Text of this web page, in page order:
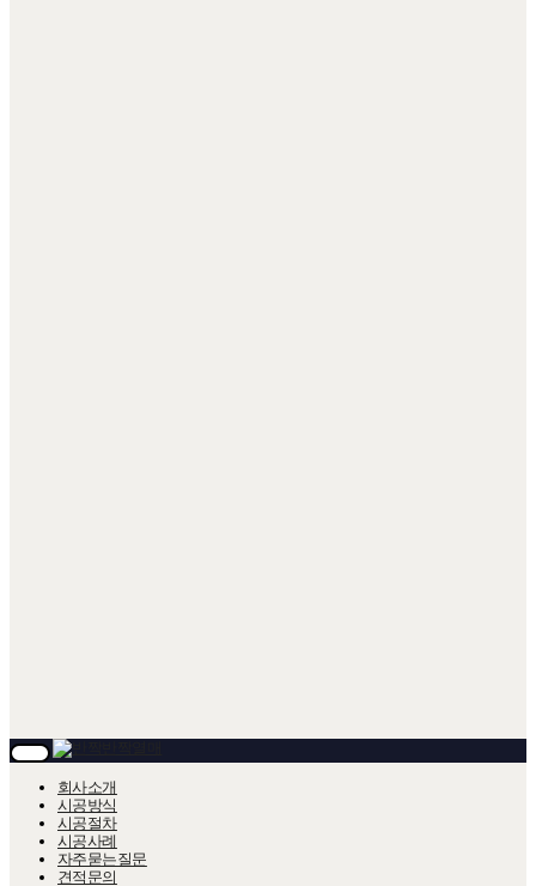
T
G
G
N
A
회사소개
시공방식
시공절차
시공사례
자주묻는질문
견적문의